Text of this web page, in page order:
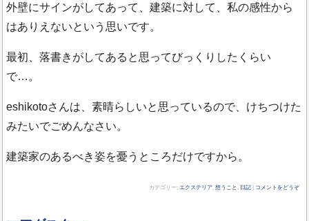
外壁にサインがしてあって、建築に対して、私の感性から
はありえないという思いです。
最初、落書きがしてあると思ってびっくりしたくらい
で…。
eshikotoさんは、素晴らしいと思っているので、けちつけた
みたいでごめんなさい。
建築家のあるべき姿を憂うところだけですから。
カテゴリー: エクステリア, 想うこと 日記 コメントをどうぞ